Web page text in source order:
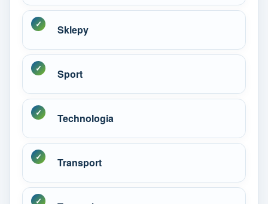
Sklepy
Sport
Technologia
Transport